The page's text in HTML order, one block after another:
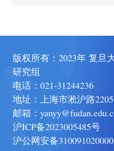
版权所有：2023年 复旦
研究组
电话： 021-31244236
地址： 上海市淞沪路
邮箱：
沪ICP备2023005485号
沪公网安备